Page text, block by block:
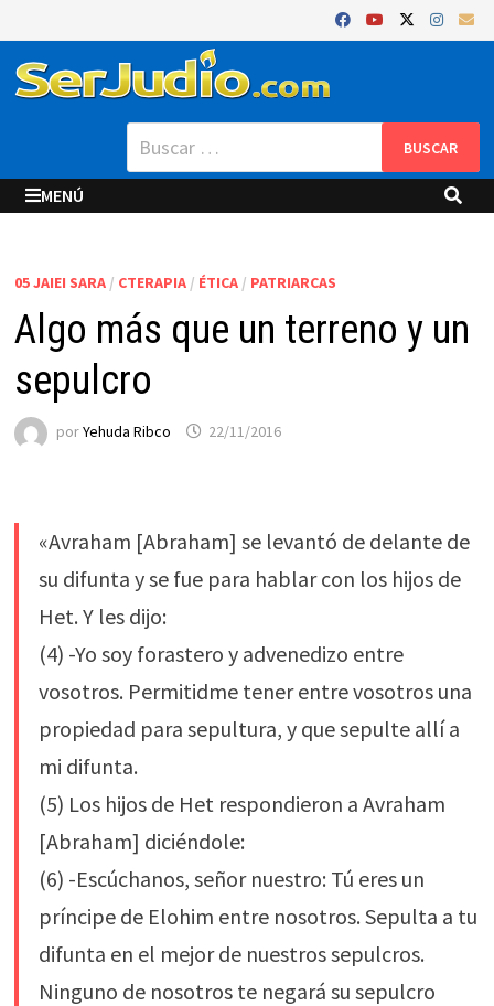
al
contenido
Buscar:
MENÚ
05 JAIEI SARA/ CTERAPIA/ ÉTICA/ PATRIARCAS
Algo más que un terreno y un
sepulcro
porYehuda Ribco 22/11/2016
«Avraham [Abraham] se levantó de delante de
su difunta y se fue para hablar con los hijos de
Het. Y les dijo:
(4) -Yo soy forastero y advenedizo entre
vosotros. Permitidme tener entre vosotros una
propiedad para sepultura, y que sepulte allí a
mi difunta.
(5) Los hijos de Het respondieron a Avraham
[Abraham] diciéndole:
(6) -Escúchanos, señor nuestro: Tú eres un
príncipe de Elohim entre nosotros. Sepulta a tu
difunta en el mejor de nuestros sepulcros.
Ninguno de nosotros te negará su sepulcro